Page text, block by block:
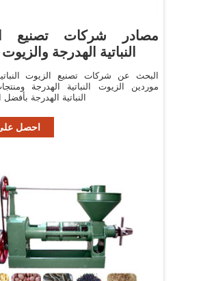
مصادر شركات تصنيع
النباتية الهدرجة والزيوت
البحث عن شركات تصنيع الزيوت
موردين الزيوت النباتية الهدرجة
النباتية الهدرجة
احصل